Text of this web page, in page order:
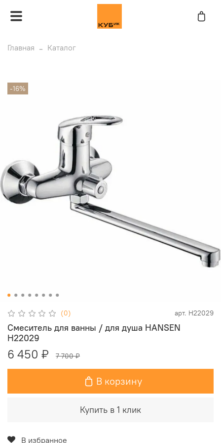
Главная Каталог
-16%
(0) арт. H22029
Смеситель для ванны / для душа HANSEN
H22029
6 450 ₽ 7 700 ₽
В корзину
Купить в 1 клик
В избранное